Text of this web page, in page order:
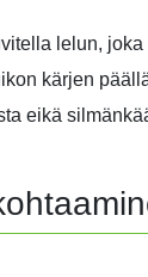
lelun,
kärjen
eikä